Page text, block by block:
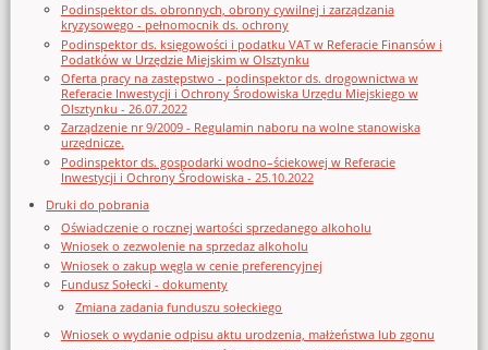
Podinspektor ds. obronnych, obrony cywilnej i zarządzania
kryzysowego - pełnomocnik ds. ochrony
Podinspektor ds. księgowości i podatku VAT w Referacie Finansów i
Podatków w Urzędzie Miejskim w Olsztynku
Oferta pracy na zastępstwo - podinspektor ds. drogownictwa w
Referacie Inwestycji i Ochrony Środowiska Urzędu Miejskiego w
Olsztynku - 26.07.2022
Zarządzenie nr 9/2009 - Regulamin naboru na wolne stanowiska
urzędnicze.
Podinspektor ds. gospodarki wodno–ściekowej w Referacie
Inwestycji i Ochrony Środowiska - 25.10.2022
Druki do pobrania
Oświadczenie o rocznej wartości sprzedanego alkoholu
Wniosek o zezwolenie na sprzedaz alkoholu
Wniosek o zakup węgla w cenie preferencyjnej
Fundusz Sołecki - dokumenty
Zmiana zadania funduszu sołeckiego
Wniosek o wydanie odpisu aktu urodzenia, małżeństwa lub zgonu